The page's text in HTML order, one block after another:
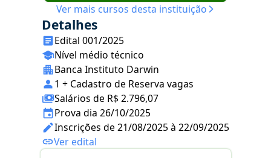
Ver mais cursos desta instituição
Detalhes
Edital 001/2025
Nível médio técnico
Banca Instituto Darwin
1 + Cadastro de Reserva vagas
Salários de R$ 2.796,07
Prova dia 26/10/2025
Inscrições de 21/08/2025 à 22/09/2025
Ver edital